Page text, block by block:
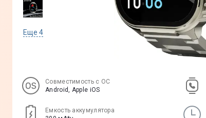
Еще 4
Совместимость с ОС
Android, Apple iOS
Емкость аккумулятора